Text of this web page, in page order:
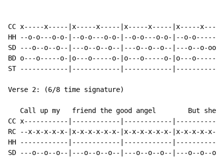
CC x-----x-----|x-----x-----|x-----x-----|x-----
HH --o-o---o-o-|--o-o---o-o-|--o-o---o-o-|--o-
SD ---o--o--o--|---o--o--o--|---o--o--o--|---o--o-
BD o---o-----o-|o---o-----o-|o---o-----o-|o---
ST ------------|------------|------------|----------
Verse 2: (6/8 time signature)
   Call up my   friend the good angel        But she's
CC x-----------|------------|------------
RC --x-x-x-x-x-|x-x-x-x-x-x-|x-x-x-x-x-x-|x-x-x-x-x-
HH ------------|------------|------------
SD ---o--o--o--|---o--o--o--|---o--o--o--|---o--o--